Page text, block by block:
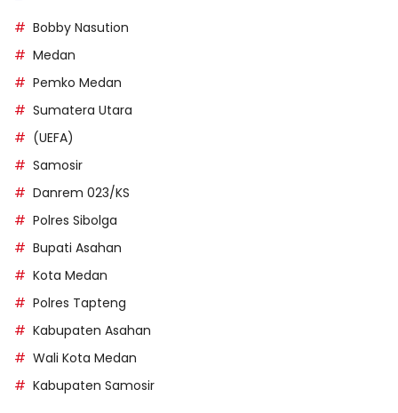
Bobby Nasution
Medan
Pemko Medan
Sumatera Utara
(UEFA)
Samosir
Danrem 023/KS
Polres Sibolga
Bupati Asahan
Kota Medan
Polres Tapteng
Kabupaten Asahan
Wali Kota Medan
Kabupaten Samosir